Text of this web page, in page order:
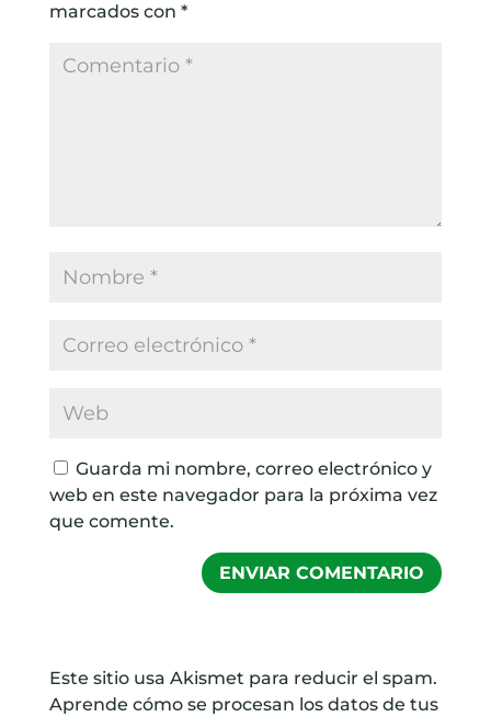
marcados con *
Guarda mi nombre, correo electrónico y
web en este navegador para la próxima vez
que comente.
Este sitio usa Akismet para reducir el spam.
Aprende cómo se procesan los datos de tus